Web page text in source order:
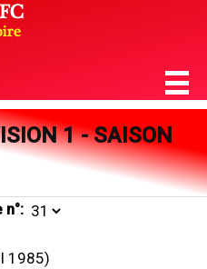
1 - SAISON
1985)